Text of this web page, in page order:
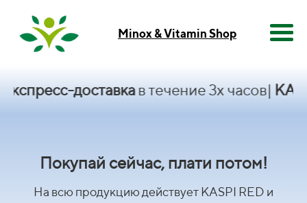
Minox & Vitamin Shop
доставкав течение 3х часов|KASPI RED
Покупай сейчас, плати потом!
На всю продукцию действует KASPI RED и